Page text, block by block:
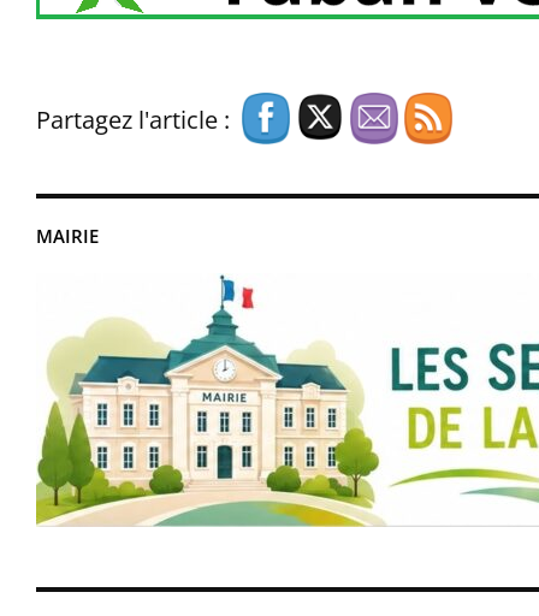
MAIRIE
Partagez l'article :